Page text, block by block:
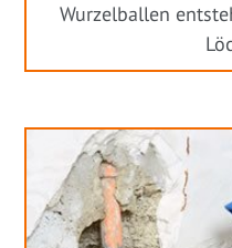
Wurzelballen